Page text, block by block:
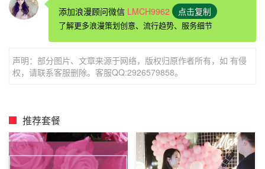
青岛创意求婚点子之一个魔术，变幻出爱情
魔术神奇又让人对此心之向往，而且当一个人在变魔术
此通过变魔术求婚，会增加你的魅力。在网上自己学习一个
简单的魔术，就在她的面前变魔术，可以先变出她的照片，
婚钻戒戴在她的指间，对她诉说“一生相伴，一世相随”的爱
情诺言，相信一定能够打动她的心。
添加浪漫顾问微信 LMCH9962 点击复制
了解更多浪漫策划创意、流行趋势、服务细节
声明：部分图片、文章来源于网络，版权归原作者所有，如 有侵
权，请联系客服删除。客服QQ:2926579858。
推荐套餐